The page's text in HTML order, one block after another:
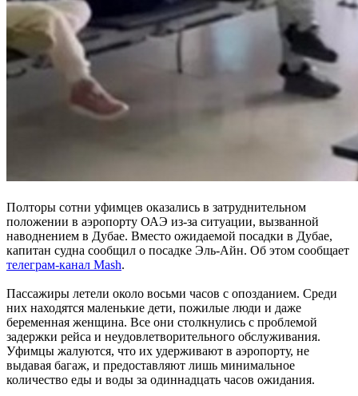
Полторы сотни уфимцев оказались в затруднительном
положении в аэропорту ОАЭ из-за ситуации, вызванной
наводнением в Дубае. Вместо ожидаемой посадки в Дубае,
капитан судна сообщил о посадке Эль-Айн. Об этом сообщает
телеграм-канал Mash.
Пассажиры летели около восьми часов с опозданием. Среди
них находятся маленькие дети, пожилые люди и даже
беременная женщина. Все они столкнулись с проблемой
задержки рейса и неудовлетворительного обслуживания.
Уфимцы жалуются, что их удерживают в аэропорту, не
выдавая багаж, и предоставляют лишь минимальное
количество еды и воды за одиннадцать часов ожидания.